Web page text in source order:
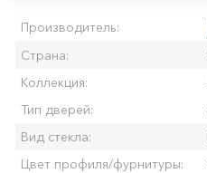
Производитель:
Страна:
Коллекция:
Тип дверей:
Вид стекла:
Цвет профиля/фурнитуры: